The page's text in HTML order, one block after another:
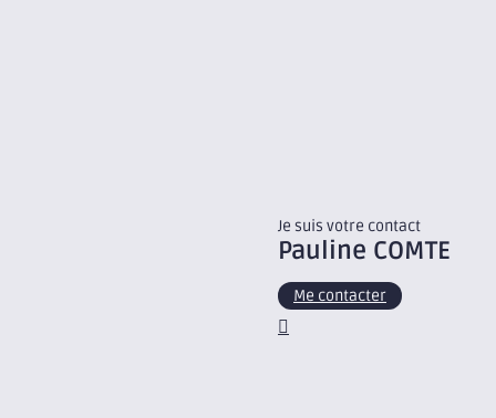
Je suis votre contact
Pauline COMTE
Me contacter